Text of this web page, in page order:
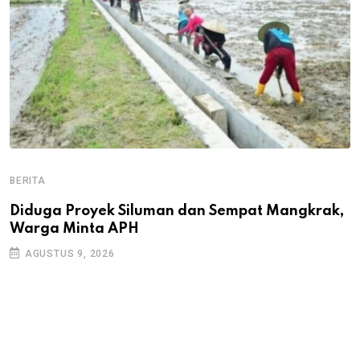
BERITA
Diduga Proyek Siluman dan Sempat Mangkrak,
Warga Minta APH
AGUSTUS 9, 2026